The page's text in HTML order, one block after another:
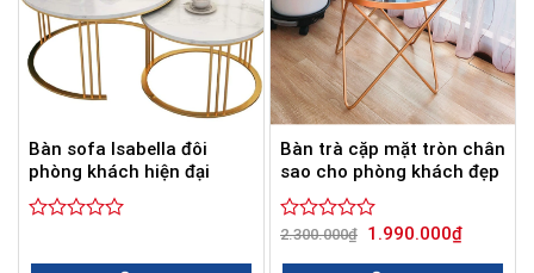
Bàn sofa Isabella đôi
phòng khách hiện đại
Bàn trà cặp mặt tròn chân
sao cho phòng khách đẹp
Được
2.300.000₫ Giá
là:
1.990.000₫Giá
hiện
tại